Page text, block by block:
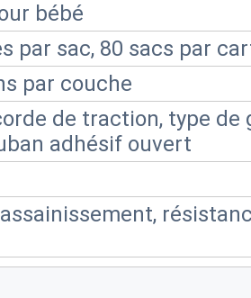
bébé
par sac, 80 sacs par
par couche
de traction, type de
adhésif ouvert